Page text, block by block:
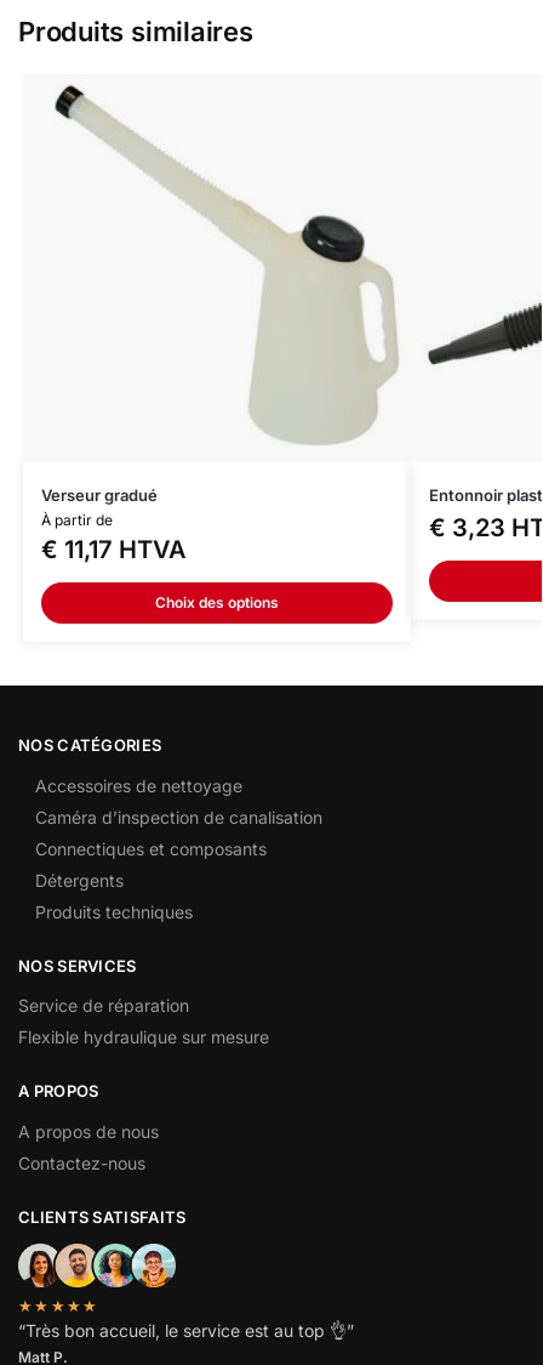
Produits similaires
Verseur gradué
À partir de
€ 11,17 HTVA
Choix des options
Entonnoir
€ 3,23
NOS CATÉGORIES
Accessoires de nettoyage
Caméra d’inspection de canalisation
Connectiques et composants
Détergents
Produits techniques
NOS SERVICES
Service de réparation
Flexible hydraulique sur mesure
A PROPOS
A propos de nous
Contactez-nous
CLIENTS SATISFAITS
★★★★★
“Très bon accueil, le service est au top 👌”
Matt P.